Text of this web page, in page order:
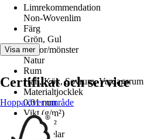
Limrekommendation
Non-Wovenlim
Färg
Grön, Gul
Dekor/mönster
Natur
Rum
Hall, Kök, Sovrum, Vardagsrum
Materialtjocklek
0,01 mm
Vikt (g/m²)
160 g/m²
Antal delar
Visa mer
Certifikat och service
Hoppa över område